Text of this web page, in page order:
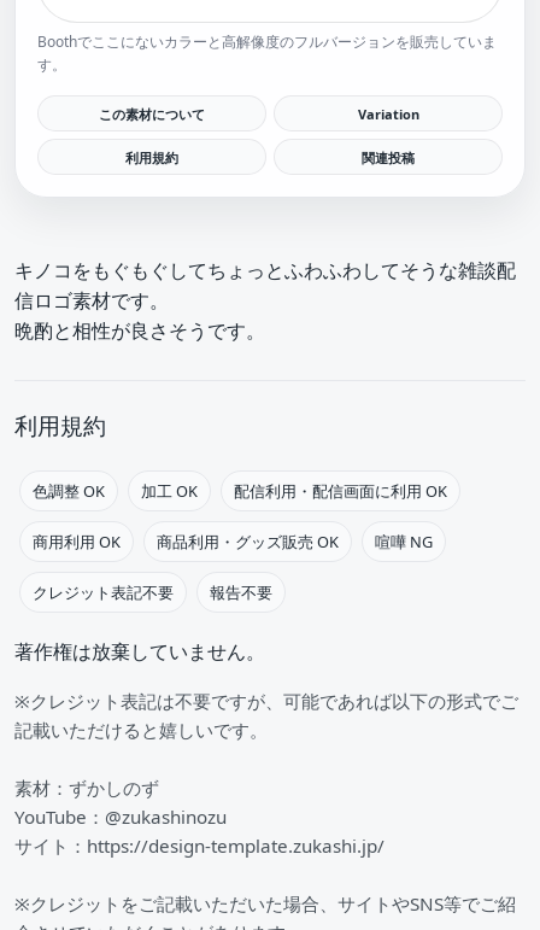
Boothでここにないカラーと高解像度のフルバージョンを販売していま
す。
この素材について Variation
利用規約 関連投稿
キノコをもぐもぐしてちょっとふわふわしてそうな雑談配
信ロゴ素材です。
晩酌と相性が良さそうです。
利用規約
色調整 OK 加工 OK 配信利用・配信画面に利用 OK
商用利用 OK 商品利用・グッズ販売 OK 喧嘩 NG
クレジット表記不要 報告不要
著作権は放棄していません。
※クレジット表記は不要ですが、可能であれば以下の形式でご
記載いただけると嬉しいです。
素材：ずかしのず
YouTube：@zukashinozu
サイト：https://design-template.zukashi.jp/
※クレジットをご記載いただいた場合、サイトやSNS等でご紹